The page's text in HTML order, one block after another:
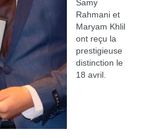
Samy
Rahmani et
Maryam Khlil
ont reçu la
prestigieuse
distinction le
18 avril.